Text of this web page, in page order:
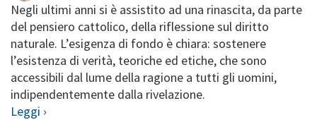
Negli ultimi anni si è assistito ad una rinascita, da parte
del pensiero cattolico, della riflessione sul diritto
naturale. L’esigenza di fondo è chiara: sostenere
l’esistenza di verità, teoriche ed etiche, che sono
accessibili dal lume della ragione a tutti gli uomini,
indipendentemente dalla rivelazione.
Leggi ›